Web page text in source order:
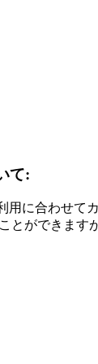
て:
用に合わせて
とができます